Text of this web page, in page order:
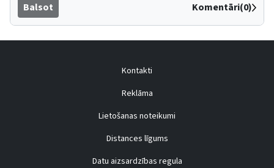
Balsot Komentāri(0)
Kontakti
Reklāma
Lietošanas noteikumi
Distances līgums
Datu aizsardzības regula